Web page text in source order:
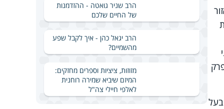
בעל
הרב שניר גואטה - ההזדמנות
של החיים שלכם
הרב יגאל כהן - איך לקבל שפע
מהשמיים?
מזוזות, ציציות וספרים מחזקים:
המיזם שיביא שמירה רוחנית
לאלפי חיילי צה"ל